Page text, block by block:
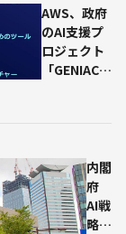
像分
析技
術を
活用
を実
施
AWS、政府
のAI支援プ
ロジェクト
「GENIAC」
内閣
府
AI戦
略会